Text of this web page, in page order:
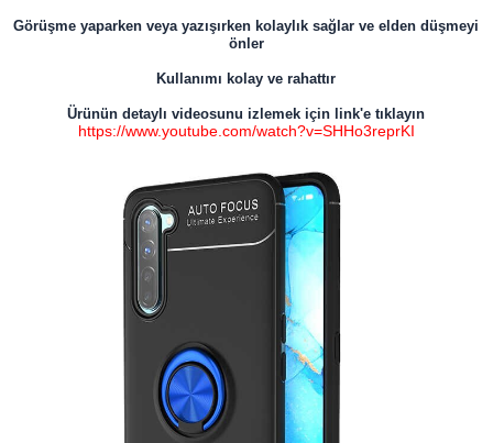
Görüşme yaparken veya yazışırken kolaylık sağlar ve elden düşmeyi
önler
Kullanımı kolay ve rahattır
Ürünün detaylı videosunu izlemek için link'e tıklayın
https://www.youtube.com/watch?v=SHHo3reprKI